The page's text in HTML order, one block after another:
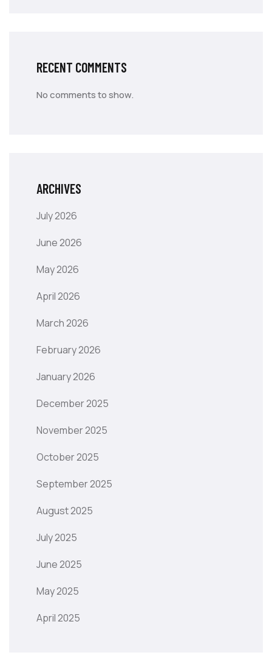
RECENT COMMENTS
No comments to show.
ARCHIVES
July 2026
June 2026
May 2026
April 2026
March 2026
February 2026
January 2026
December 2025
November 2025
October 2025
September 2025
August 2025
July 2025
June 2025
May 2025
April 2025